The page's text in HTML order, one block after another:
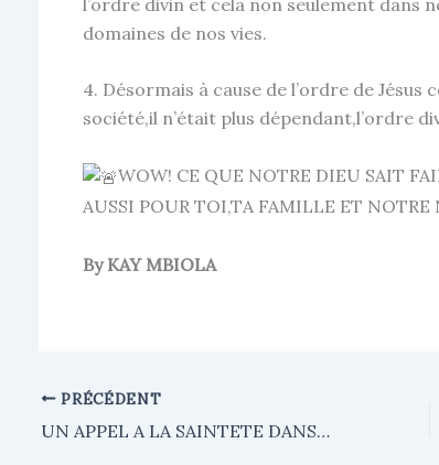
domaines de nos vies.
4. Désormais à cause de l’ordre de Jésus
société,il n’était plus dépendant,l’ordre
WOW! CE QUE NOTRE DIEU SAIT
AUSSI POUR TOI,TA FAMILLE ET
By KAY MBIOLA
PRÉCÉDENT
UN APPEL A LA SAINTETE DANS LA MUSIQUE CHRETIENNE (4)